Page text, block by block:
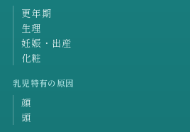
更年期
生理
妊娠・出産
化粧
乳児特有の原因
顔
頭